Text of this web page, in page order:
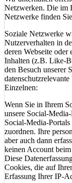
Netzwerken. Die im
Netzwerke finden
Soziale Netzwerke
Nutzerverhalten in
deren Webseite
Inhalten (z.B. Like-
den Besuch unserer
Einzelnen:
Wenn Sie in Ihrem
unsere Social-
Social-Media-
zuordnen. Ihre
aber auch dann
keinen Account
Diese
Cookies, die auf
Erfassung Ihrer IP-